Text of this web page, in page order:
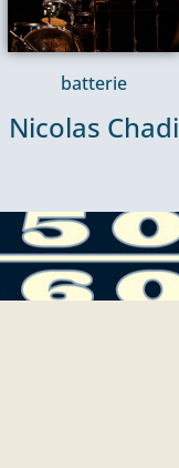
batterie
Nicolas Chadi